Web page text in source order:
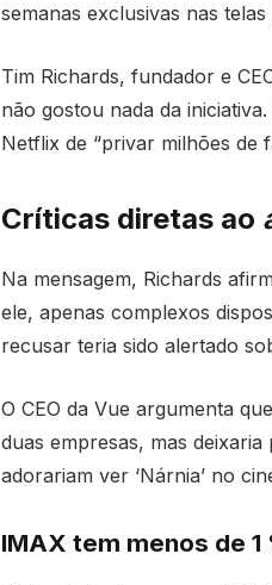
semanas exclusivas nas
Tim Richards, fundador e
não gostou nada da
Netflix de “privar milhões de
Críticas diretas ao
Na mensagem, Richards
ele, apenas complexos
recusar teria sido alertado
O CEO da Vue argumenta
duas empresas, mas
adorariam ver ‘Nárnia’ no
IMAX tem menos de